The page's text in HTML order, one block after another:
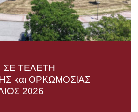
ΤΕΛΕΤΗ
και ΟΡΚΩΜΟΣΙΑΣ
2026